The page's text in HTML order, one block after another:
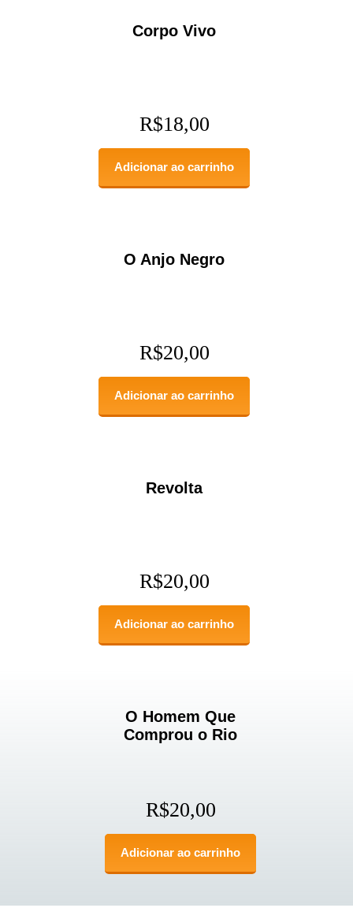
Corpo Vivo
R$18,00
Adicionar ao carrinho
O Anjo Negro
R$20,00
Adicionar ao carrinho
Revolta
R$20,00
Adicionar ao carrinho
O Homem Que
Comprou o Rio
R$20,00
Adicionar ao carrinho